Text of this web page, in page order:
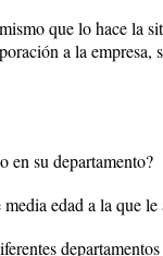
que lo hace la
a la
en su departamento?
edad a la que